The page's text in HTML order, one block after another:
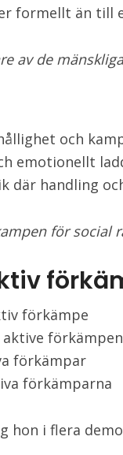
formellt än till
av de
och
emotionellt
där handling
för social
förkämpe
aktive förkämpen
förkämpar
förkämparna
hon i flera